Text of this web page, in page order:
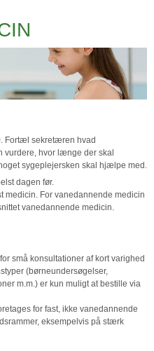
Fortæl sekretæren hvad
vurdere, hvor længe der skal
sygeplejersken skal hjælpe med.
dagen før.
medicin. For vanedannende medicin
vanedannende medicin.
små konsultationer af kort varighed
(børneundersøgelser,
m.m.) er kun muligt at bestille via
for fast, ikke vanedannende
eksempelvis på stærk